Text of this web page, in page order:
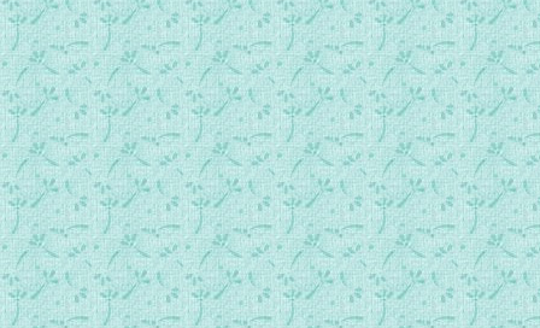
19.如鹿渴慕溪水(伴奏).mp3
20.野地的花(伴奏).mp3
24.摇篮曲.mp3
25.一个小孩的祷告-A Childs Prayer.mp3